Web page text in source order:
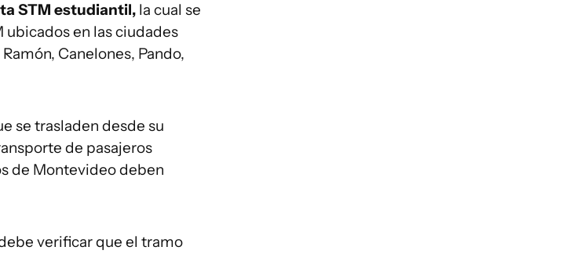
STM estudiantil, la cual se
en las ciudades
Canelones, Pando,
se trasladen desde su
de pasajeros
de Montevideo deben
verificar que el tramo